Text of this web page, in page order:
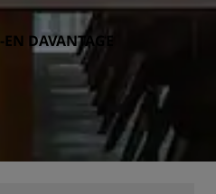
EN DAVANTAGE